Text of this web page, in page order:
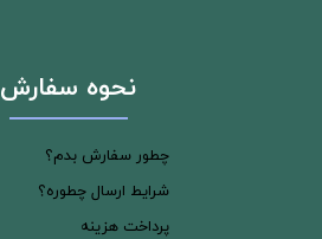
نحوه سفارش
چطور سفارش بدم؟
شرایط ارسال چطوره؟
پرداخت هزینه